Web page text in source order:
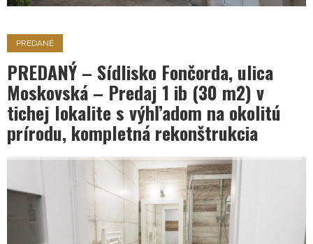
PREDANÉ
PREDANÝ – Sídlisko Fončorda, ulica
Moskovská – Predaj 1 ib (30 m2) v
tichej lokalite s výhľadom na okolitú
prírodu, kompletná rekonštrukcia